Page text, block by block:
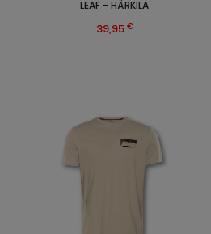
LEAF - HÄRKILA
39,95 €